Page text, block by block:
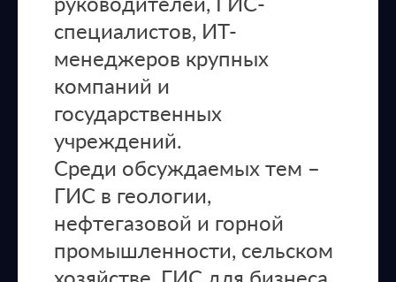
специалистов, ИТ-
менеджеров крупных
компаний и
государственных
учреждений.
Среди обсуждаемых тем –
ГИС в геологии,
нефтегазовой и горной
промышленности, сельском
хозяйстве, ГИС для бизнеса,